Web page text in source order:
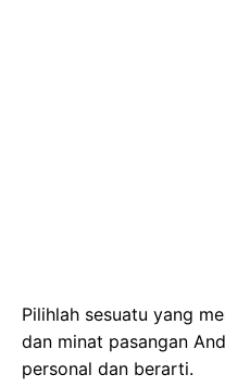
Pilihlah sesuatu yang
dan minat pasangan
personal dan berarti.